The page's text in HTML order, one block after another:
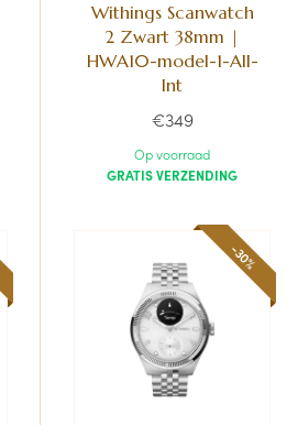
Withings Scanwatch
2 Zwart 38mm |
HWA10-model-1-All-
Int
€349
Op voorraad
GRATIS VERZENDING
-30%